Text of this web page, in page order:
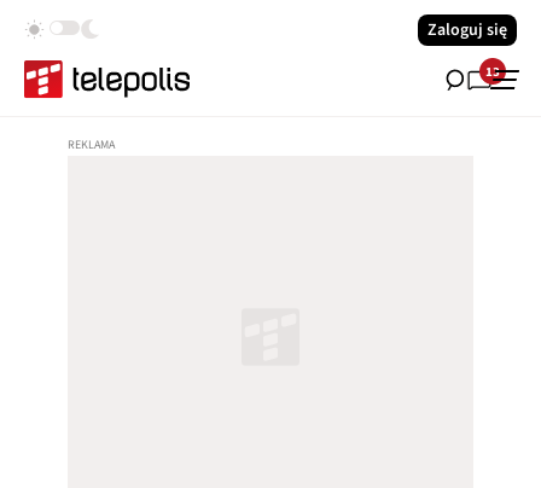
Zaloguj się
13